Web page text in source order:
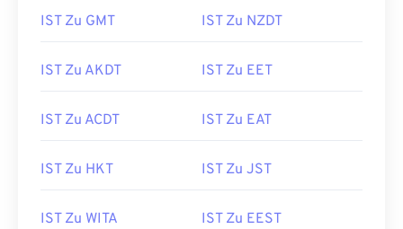
IST Zu GMT IST Zu NZDT
IST Zu AKDT IST Zu EET
IST Zu ACDT IST Zu EAT
IST Zu HKT IST Zu JST
IST Zu WITA IST Zu EEST